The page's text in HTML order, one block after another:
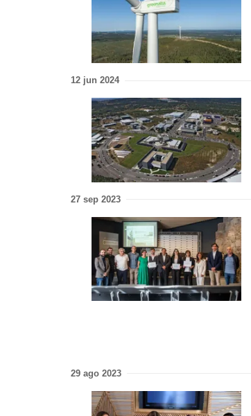
12 jun 2024
27 sep 2023
29 ago 2023